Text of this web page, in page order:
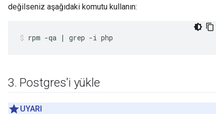
değilseniz aşağıdaki komutu kullanın:
rpm -qa | grep -i php
3. Postgres'i yükle
UYARI